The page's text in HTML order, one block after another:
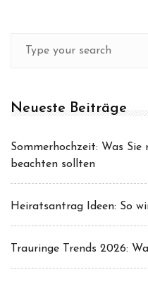
Neueste Beiträge
Sommerhochzeit: Was
beachten sollten
Heiratsantrag Ideen: So
Trauringe Trends 2026: